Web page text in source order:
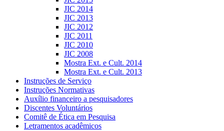
JIC 2014
JIC 2013
JIC 2012
JIC 2011
JIC 2010
JIC 2008
Mostra Ext. e Cult. 2014
Mostra Ext. e Cult. 2013
Instruções de Serviço
Instruções Normativas
Auxílio financeiro a pesquisadores
Discentes Voluntários
Comitê de Ética em Pesquisa
Letramentos acadêmicos